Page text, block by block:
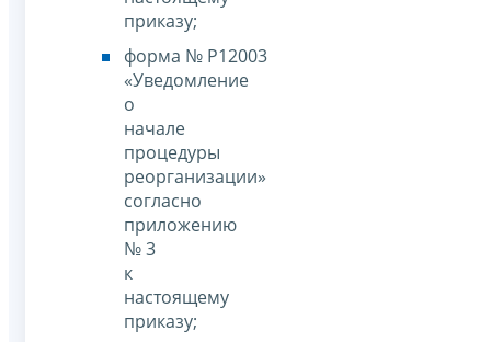
приказу;
форма № Р12003
«Уведомление
о
начале
процедуры
реорганизации»
согласно
приложению
№ 3
к
настоящему
приказу;